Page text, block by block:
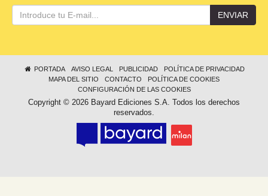
ENVIAR
PORTADA AVISO LEGAL PUBLICIDAD
POLÍTICA DE PRIVACIDAD
MAPA DEL SITIO
CONTACTO
POLÍTICA DE COOKIES
CONFIGURACIÓN DE LAS COOKIES
Copyright © 2026 Bayard Ediciones S.A. Todos los derechos
reservados.